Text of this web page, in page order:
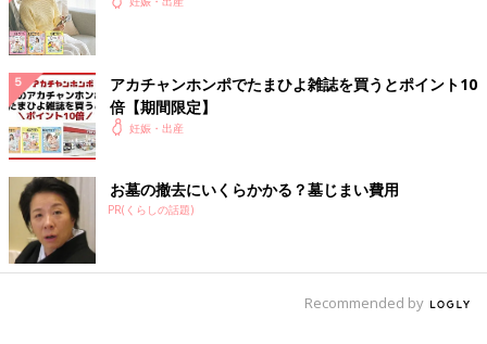
そして「力抜いて〜」と言われ、まず1人目が誕生。
続けて2人目も、というところでなかなかおなかが痛くなら
らうと2人目も破水。「そのまま陣痛きたらいきんで」と言わ
れ、「来た〜」と言うところで2回くらいいきむと、2人目も誕
生。
1557gのお兄ちゃんと1257gの弟、2人とも産声をしっかり聞か
せてくれて小さく産まれてしまったけど、少し安心しました。
胎盤を出し、子宮の戻り、出血を確認して、私のお産は終了でし
張り止めの点滴の副作用の影響か、出血量の影響か、少しフラフ
アカチャンホンポでたまひよ雑誌を買うとポイント10
倍【期間限定】
妊娠・出産
お墓の撤去にいくらかかる？墓じまい費用
PR(くらしの話題)
Recommended by